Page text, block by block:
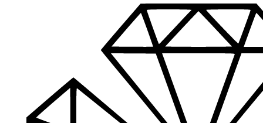
Jeigu turite klausimų ar iškilo problemų su užsakymu, mus
Aukštos kokybės produkcija
Mes siūlome tik aukščiausios kokybės produktus nagams,